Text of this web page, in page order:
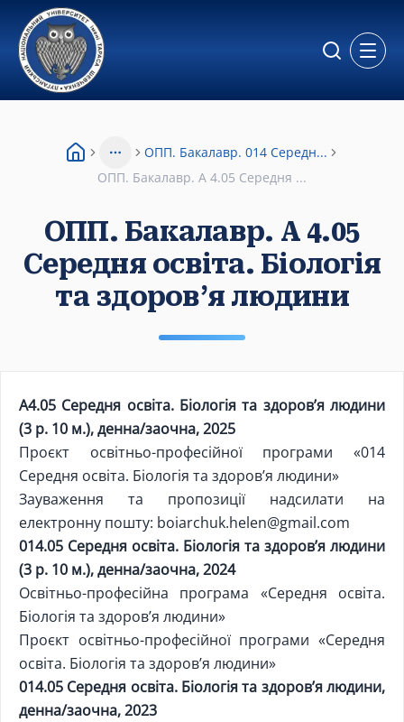
More ОПП. Бакалавр. 014 Середн...
ОПП. Бакалавр. A 4.05 Середня ...
ОПП. Бакалавр. A 4.05
Середня освіта. Біологія
та здоров’я людини
A4.05 Середня освіта. Біологія та здоров’я людини
(3 р. 10 м.), денна/заочна, 2025
Проєкт освітньо-професійної програми «014
Середня освіта. Біологія та здоров’я людини»
Зауваження та пропозиції надсилати на
електронну пошту: boiarchuk.helen@gmail.com
014.05 Середня освіта. Біологія та здоров’я людини
(3 р. 10 м.), денна/заочна, 2024
Освітньо-професійна програма «Середня освіта.
Біологія та здоров’я людини»
Проєкт освітньо-професійної програми «Середня
освіта. Біологія та здоров’я людини»
014.05 Середня освіта. Біологія та здоров’я людини,
денна/заочна, 2023